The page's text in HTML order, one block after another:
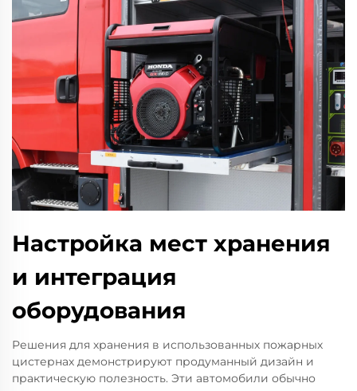
Настройка мест хранения
и интеграция
оборудования
Решения для хранения в использованных пожарных
цистернах демонстрируют продуманный дизайн и
практическую полезность. Эти автомобили обычно